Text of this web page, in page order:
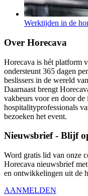
Werktijden in de
Over Horecava
Horecava is hét platform
ondersteunt 365 dagen
beslissers in de wereld
Daarnaast brengt
vakbeurs voor en door
hospitalityprofessionals
bezoeken het event.
Nieuwsbrief - Blijf
Word gratis lid van onze
Horecava nieuwsbrief
en ontwikkelingen uit de
AANMELDEN